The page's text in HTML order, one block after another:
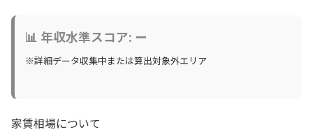
📊 年収水準スコア: ー
※詳細データ収集中または算出対象外エリア
家賃相場について